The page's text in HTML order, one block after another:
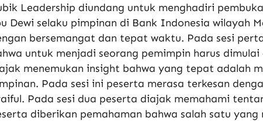
Leadership diundang untuk menghadiri
Dewi selaku pimpinan di Bank Indonesia wilayah
bersemangat dan tepat waktu. Pada sesi
untuk menjadi seorang pemimpin harus
menemukan insight bahwa yang tepat adalah
Pada sesi ini peserta merasa terkesan
Pada sesi dua peserta diajak memahami
diberikan pemahaman bahwa salah satu